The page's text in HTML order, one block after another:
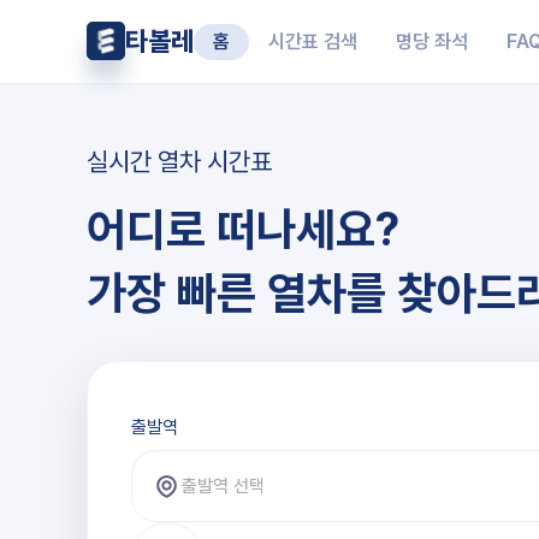
타볼레 홈 시간표 검색 명당 좌석
실시간 열차 시간표
어디로 떠나세요?
가장 빠른 열차를 찾아드
출발역과 도착역 선택
출발역
출발역 선택